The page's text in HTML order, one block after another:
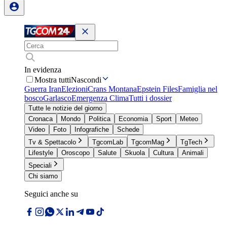
In evidenza
Mostra tuttiNascondi
Guerra IranElezioniCrans MontanaEpstein FilesFamiglia nel
boscoGarlascoEmergenza ClimaTutti i dossier
Tutte le notizie del giorno
Cronaca
Mondo Politica Economia Sport
Meteo
Video
Foto Infografiche
Schede
Tv & Spettacolo
TgcomLab TgcomMag
TgTech
Lifestyle
Oroscopo Salute Skuola Cultura
Animali
Speciali
Chi siamo
Seguici anche su